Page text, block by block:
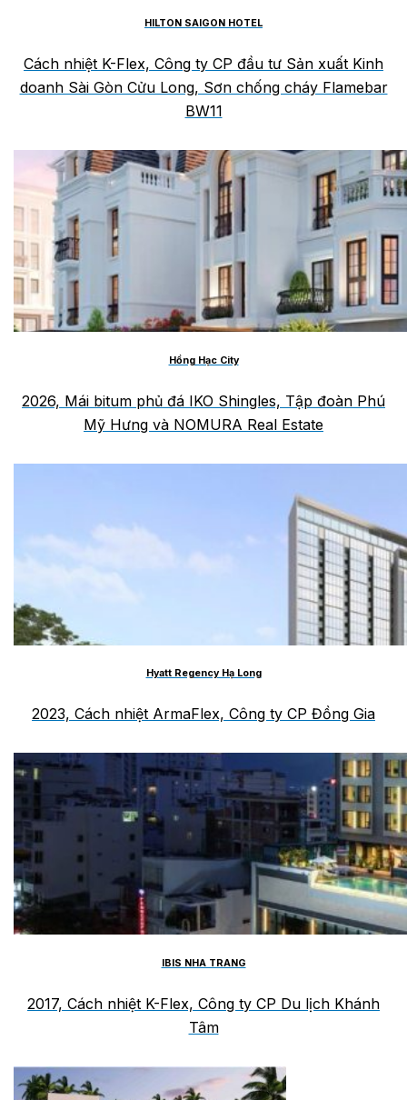
HILTON SAIGON HOTEL
Cách nhiệt K-Flex, Công ty CP đầu tư Sản xuất Kinh
doanh Sài Gòn Cửu Long, Sơn chống cháy Flamebar
BW11
Hồng Hạc City
2026, Mái bitum phủ đá IKO Shingles, Tập đoàn Phú
Mỹ Hưng và NOMURA Real Estate
Hyatt Regency Hạ Long
2023, Cách nhiệt ArmaFlex, Công ty CP Đồng Gia
IBIS NHA TRANG
2017, Cách nhiệt K-Flex, Công ty CP Du lịch Khánh
Tâm